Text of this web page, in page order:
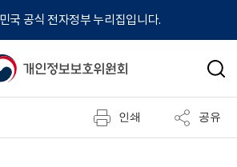
국 공식 전자정부 누리집입니다.
검
인쇄 공유